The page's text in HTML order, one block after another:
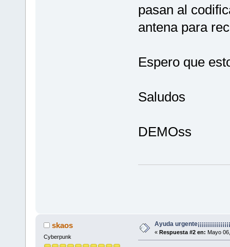
pasan al
antena para
Espero que
Saludos
DEMOss
skaos
Cyberpunk
Ayuda
« Respuesta #2 en: Mayo